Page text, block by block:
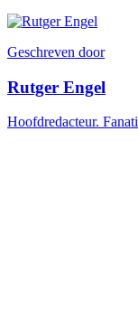
Geschreven door
Rutger Engel
Hoofdredacteur.